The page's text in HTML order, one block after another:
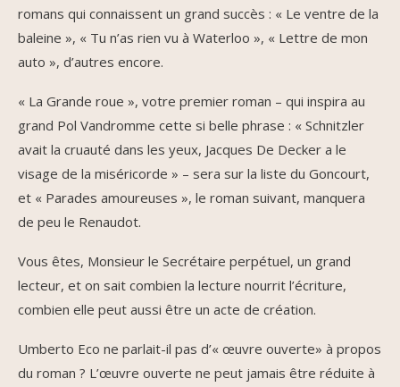
romans qui connaissent un grand succès : « Le ventre de la
baleine », « Tu n’as rien vu à Waterloo », « Lettre de mon
auto », d’autres encore.
« La Grande roue », votre premier roman – qui inspira au
grand Pol Vandromme cette si belle phrase : « Schnitzler
avait la cruauté dans les yeux, Jacques De Decker a le
visage de la miséricorde » – sera sur la liste du Goncourt,
et « Parades amoureuses », le roman suivant, manquera
de peu le Renaudot.
Vous êtes, Monsieur le Secrétaire perpétuel, un grand
lecteur, et on sait combien la lecture nourrit l’écriture,
combien elle peut aussi être un acte de création.
Umberto Eco ne parlait-il pas d’« œuvre ouverte» à propos
du roman ? L’œuvre ouverte ne peut jamais être réduite à